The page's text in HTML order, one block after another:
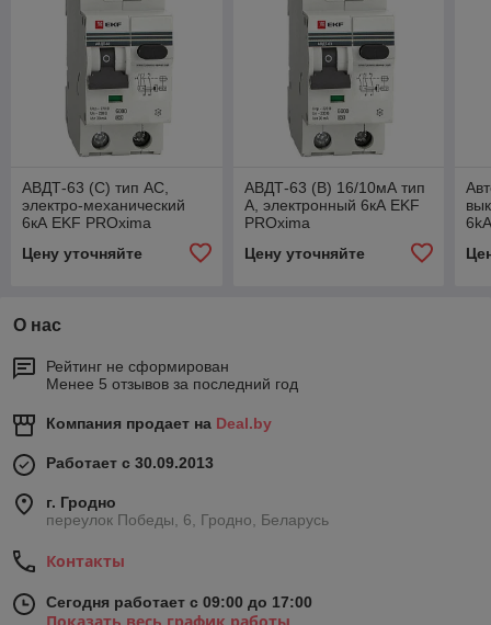
АВДТ-63 (C) тип AC,
электро-механический
6кА EKF PROxima
Цену уточняйте
АВДТ-63 (B) 16/10мА тип
A, электронный 6кА EKF
PROxima
Цену уточняйте
О нас
Рейтинг не сформирован
Менее 5 отзывов за последний год
Компания продает на Deal.by
Работает с 30.09.2013
г. Гродно
переулок Победы, 6, Гродно, Беларусь
Контакты
Сегодня работает с 09:00 до 17:00